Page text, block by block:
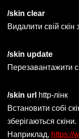
/skin clear
Видалити свій скін
/skin update
Перезавантажити
/skin url http-лінк
Встановити собі
зберігаються скіни.
Наприклад, https://